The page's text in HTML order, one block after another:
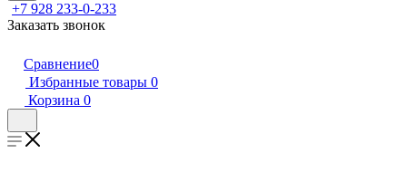
+7 928 233-0-233
Заказать звонок
Сравнение0
Избранные товары 0
Корзина 0